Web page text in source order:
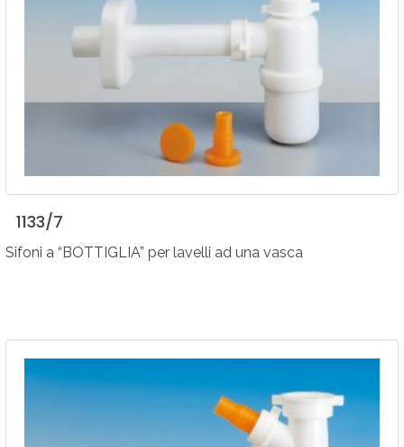
1133/7
Sifoni a “BOTTIGLIA” per lavelli ad una vasca